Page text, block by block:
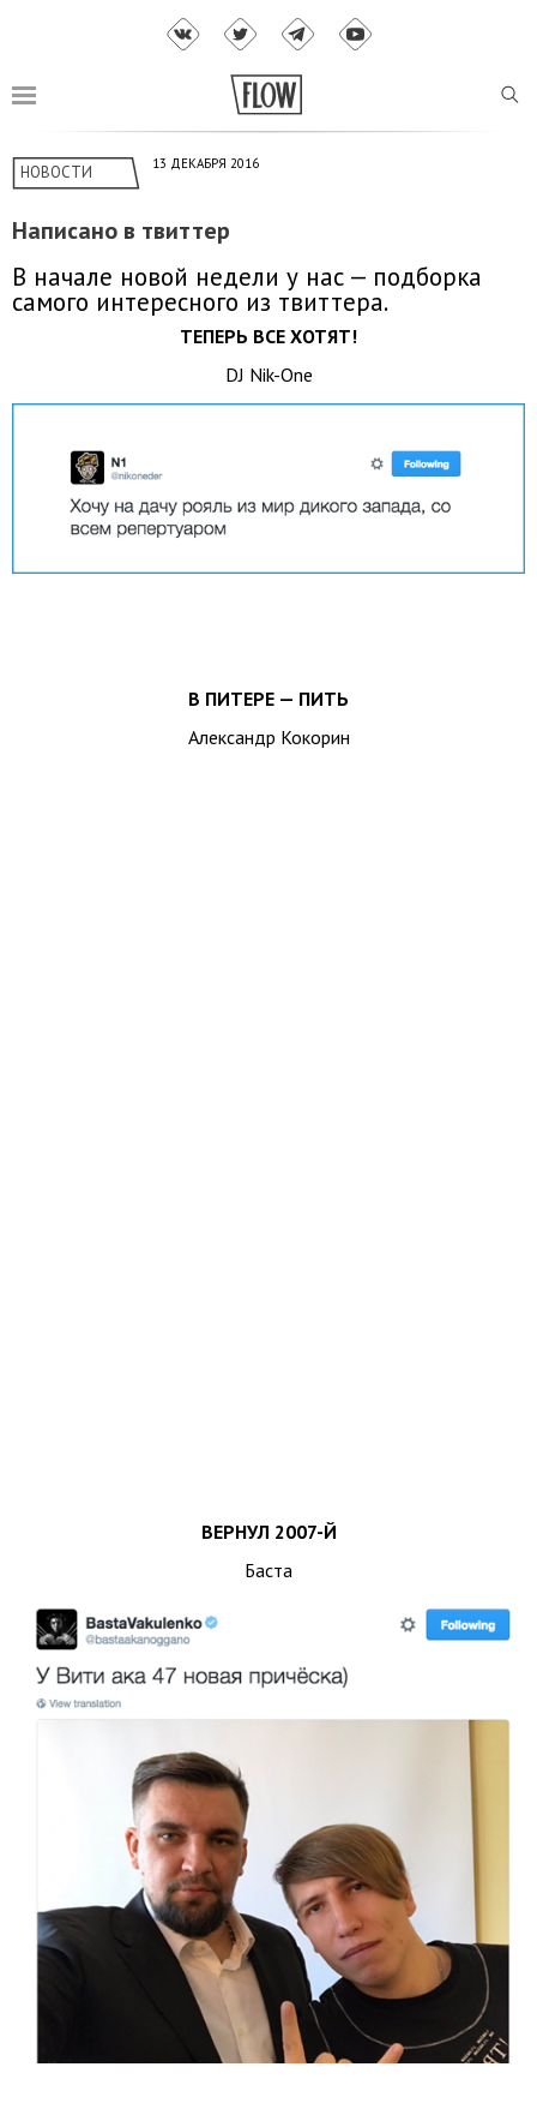
НОВОСТИ 13 ДЕКАБРЯ 2016
Написано в твиттер
В начале новой недели у нас — подборка
самого интересного из твиттера.
ТЕПЕРЬ ВСЕ ХОТЯТ!
DJ Nik-One
В ПИТЕРЕ — ПИТЬ
Александр Кокорин
ВЕРНУЛ 2007-Й
Баста